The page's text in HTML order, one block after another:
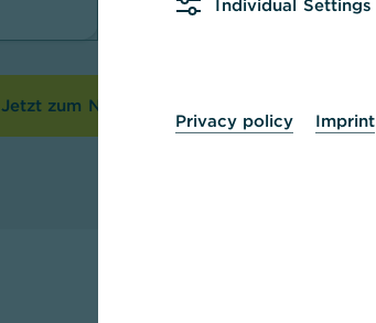
Jetzt zum Newsletter anmelden
Individual Settings
Privacy policy Imprint